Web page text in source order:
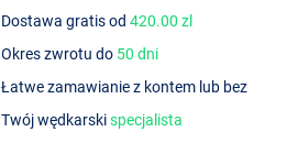
Dostawa gratis od420.00 zl
Okres zwrotu do 50 dni
Łatwe zamawianie z kontem lub bez
Twój wędkarskispecjalista